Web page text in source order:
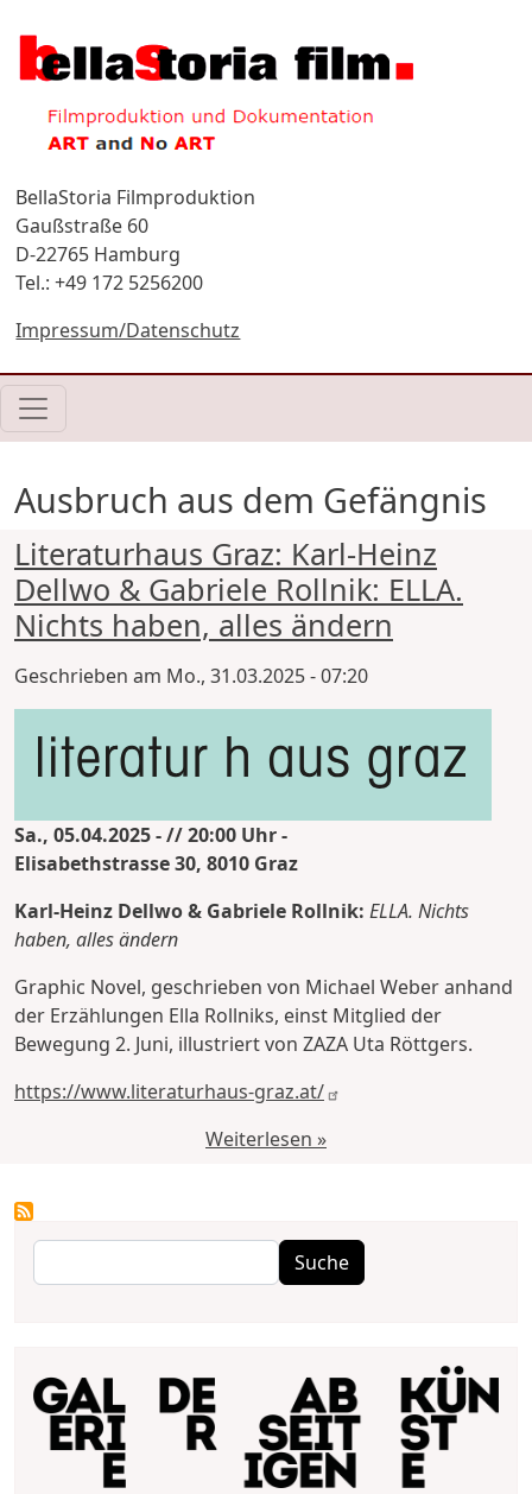
BellaStoria Filmproduktion
Gaußstraße 60
D-22765 Hamburg
Tel.: +49 172 5256200
Impressum/Datenschutz
Ausbruch aus dem Gefängnis
Literaturhaus Graz: Karl-Heinz
Dellwo & Gabriele Rollnik: ELLA.
Nichts haben, alles ändern
Geschrieben am Mo., 31.03.2025 - 07:20
Sa., 05.04.2025 - // 20:00 Uhr -
Elisabethstrasse 30, 8010 Graz
Karl-Heinz Dellwo & Gabriele Rollnik: ELLA. Nichts
haben, alles ändern
Graphic Novel, geschrieben von Michael Weber anhand
der Erzählungen Ella Rollniks, einst Mitglied der
Bewegung 2. Juni, illustriert von ZAZA Uta Röttgers.
https://www.literaturhaus-graz.at/
Weiterlesen »
Suche Suche